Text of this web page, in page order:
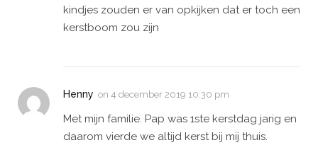
kindjes zouden er van opkijken dat er toch een
kerstboom zou zijn
Henny on 4 december 2019 10:30 pm
Met mijn familie. Pap was 1ste kerstdag jarig en
daarom vierde we altijd kerst bij mij thuis.